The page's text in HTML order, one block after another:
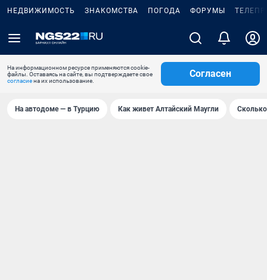
НЕДВИЖИМОСТЬ ЗНАКОМСТВА ПОГОДА ФОРУМЫ
На информационном ресурсе применяются cookie-
файлы. Оставаясь на сайте, вы подтверждаете свое
согласиена их использование.
Согласен
На автодоме — в Турцию Как живет Алтайский Маугли